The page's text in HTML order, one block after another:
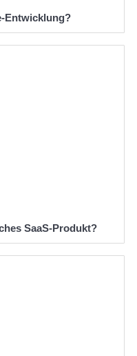
Entwicklung?
SaaS-Produkt?